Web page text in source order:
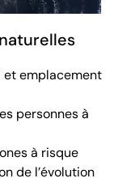
et emplacement
personnes à
à risque
de l’évolution